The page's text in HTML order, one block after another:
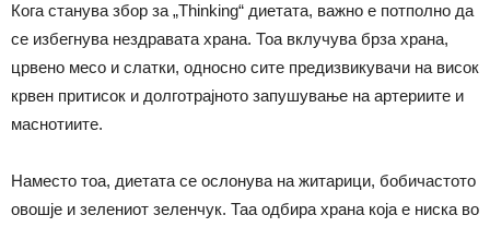
Кога станува збор за „Thinking“ диетата, важно е потполно да
се избегнува нездравата храна. Тоа вклучува брза храна,
црвено месо и слатки, односно сите предизвикувачи на висок
крвен притисок и долготрајното запушување на артериите и
маснотиите.
Наместо тоа, диетата се ослонува на житарици, бобичастото
овошје и зелениот зеленчук. Таа одбира храна која е ниска во